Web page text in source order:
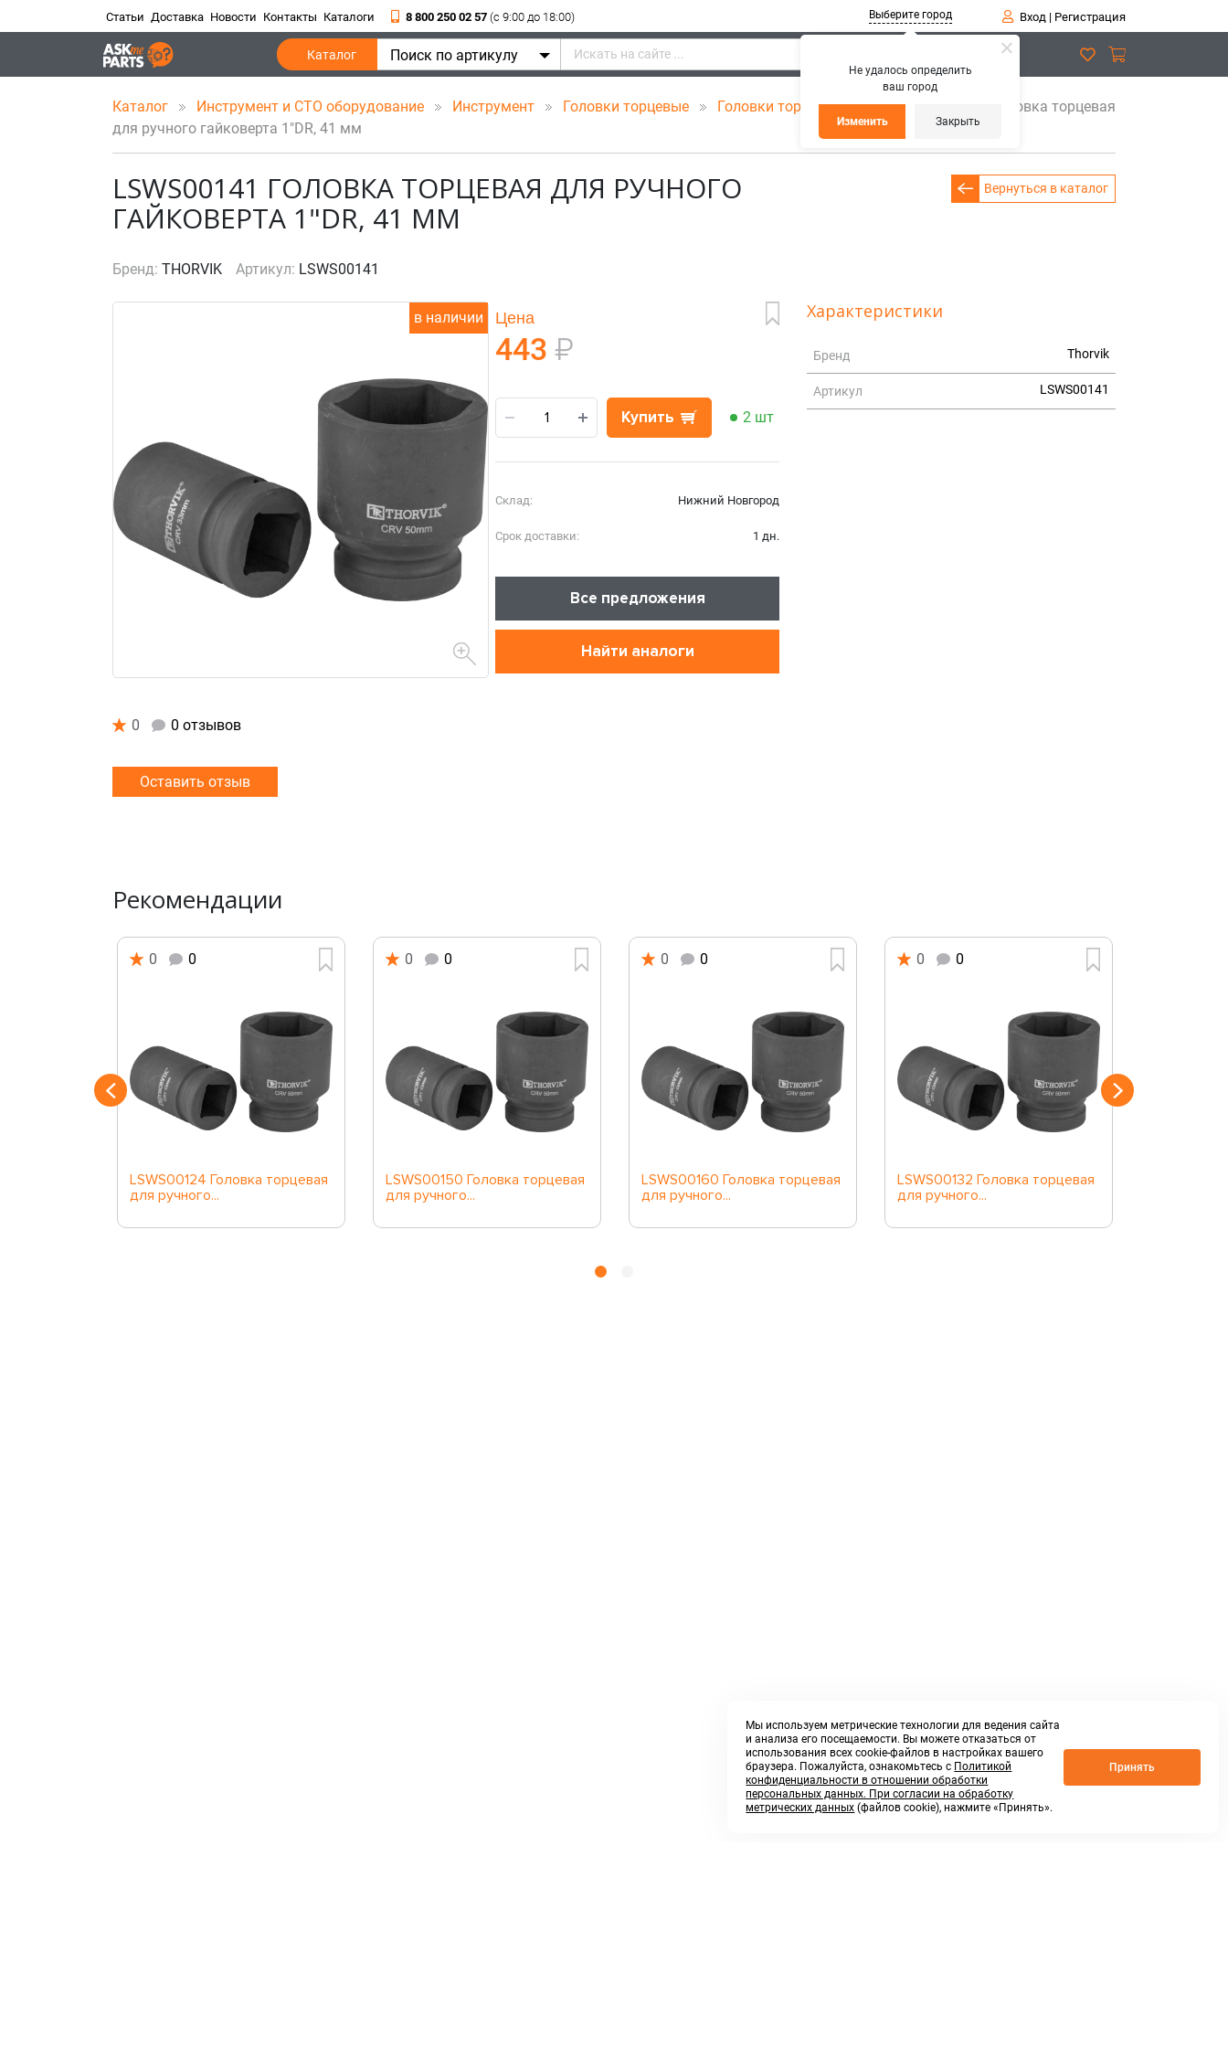
Не удалось определить
ваш город
Изменить Закрыть
Статьи Доставка Новости Контакты Каталоги 8 800 250 02 57 (c 9:00 до 18:00) Выберите город Вход| Регистрация
Каталог Поиск по артикулу
Каталог Инструмент и СТО оборудование Инструмент Головки торцевые Головки торцевые 1''DR
LSWS00141 Головка торцевая
для ручного гайковерта 1"DR, 41 мм
Вернуться в каталог
LSWS00141 ГОЛОВКА ТОРЦЕВАЯ ДЛЯ РУЧНОГО
ГАЙКОВЕРТА 1"DR, 41 ММ
Бренд: THORVIK Артикул: LSWS00141
в наличии Цена
443 ₽
Купить 2 шт
Склад: Нижний Новгород
Срок доставки: 1 дн.
Все предложения
Найти аналоги
Характеристики
Бренд Thorvik
Артикул LSWS00141
0 0 отзывов
Оставить отзыв
Рекомендации
0 0
LSWS00124 Головка торцевая
для ручного...
0 0
LSWS00150 Головка торцевая
для ручного...
0 0
LSWS00160 Головка торцевая
для ручного...
0 0
LSWS00132 Головка торцевая
для ручного...
Мы используем метрические технологии для ведения сайта
и анализа его посещаемости. Вы можете отказаться от
использования всех cookie-файлов в настройках вашего
браузера. Пожалуйста, ознакомьтесь с Политикой
конфиденциальности в отношении обработки
персональных данных. При согласии на обработку
метрических данных (файлов cookie), нажмите «Принять».
Принять